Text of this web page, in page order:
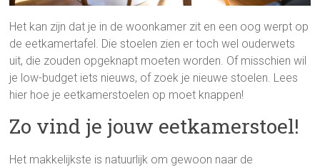
Het kan zijn dat je in de woonkamer zit en een oog werpt op
de eetkamertafel. Die stoelen zien er toch wel ouderwets
uit, die zouden opgeknapt moeten worden. Of misschien wil
je low-budget iets nieuws, of zoek je nieuwe stoelen. Lees
hier hoe je eetkamerstoelen op moet knappen!
Zo vind je jouw eetkamerstoel!
Het makkelijkste is natuurlijk om gewoon naar de